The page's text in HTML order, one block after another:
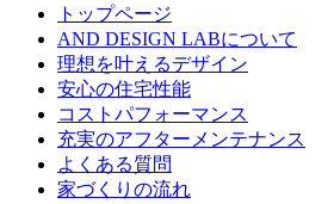
トップページ
AND DESIGN LABについて
理想を叶えるデザイン
安心の住宅性能
コストパフォーマンス
充実のアフターメンテナンス
よくある質問
家づくりの流れ